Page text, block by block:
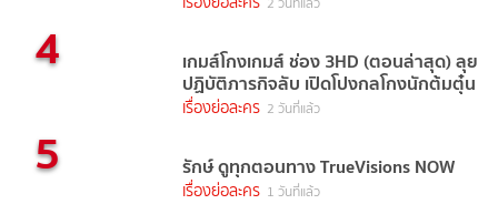
4 เกมส์โกงเกมส์ ช่อง 3HD (ตอนล่าสุด) ลุย
ปฏิบัติภารกิจลับ เปิดโปงกลโกงนักต้มตุ๋น
เรื่องย่อละคร 2 วันที่แล้ว
5 รักษ์ ดูทุกตอนทาง TrueVisions NOW
เรื่องย่อละคร 1 วันที่แล้ว